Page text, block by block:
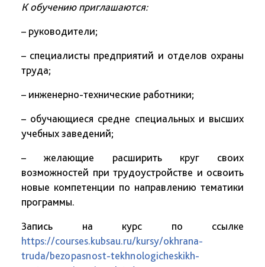
К обучению приглашаются:
– руководители;
– специалисты предприятий и отделов охраны
труда;
– инженерно-технические работники;
– обучающиеся средне специальных и высших
учебных заведений;
– желающие расширить круг своих
возможностей при трудоустройстве и освоить
новые компетенции по направлению тематики
программы.
Запись на курс по ссылке
https://courses.kubsau.ru/kursy/okhrana-
truda/bezopasnost-tekhnologicheskikh-